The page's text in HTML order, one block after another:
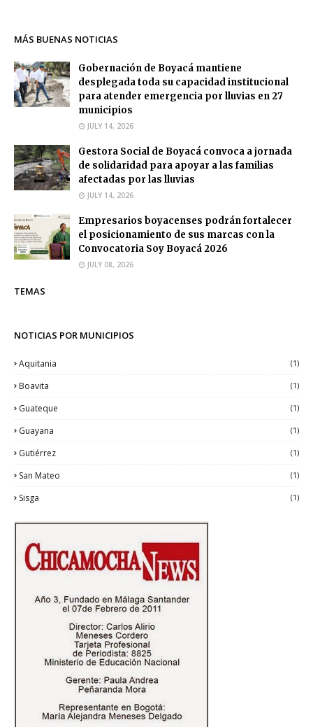
MÁS BUENAS NOTICIAS
Gobernación de Boyacá mantiene
desplegada toda su capacidad institucional
para atender emergencia por lluvias en 27
municipios
JULY 14, 2026
Gestora Social de Boyacá convoca a jornada
de solidaridad para apoyar a las familias
afectadas por las lluvias
JULY 14, 2026
Empresarios boyacenses podrán fortalecer
el posicionamiento de sus marcas con la
Convocatoria Soy Boyacá 2026
JULY 08, 2026
TEMAS
NOTICIAS POR MUNICIPIOS
Aquitania (1)
Boavita (1)
Guateque (1)
Guayana (1)
Gutiérrez (1)
San Mateo (1)
Sisga (1)